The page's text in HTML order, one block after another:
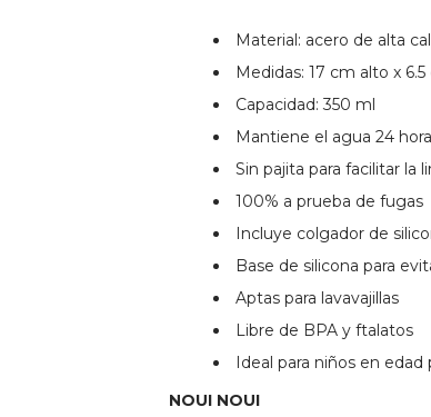
Material: acero de alta
Medidas: 17 cm alto x
Capacidad: 350 ml
Mantiene el agua 24
Sin pajita para facilitar la
100% a prueba de fugas
Incluye colgador de
Base de silicona para
Aptas para lavavajillas
Libre de BPA y ftalatos
Ideal para niños en edad
NOUI NOUI